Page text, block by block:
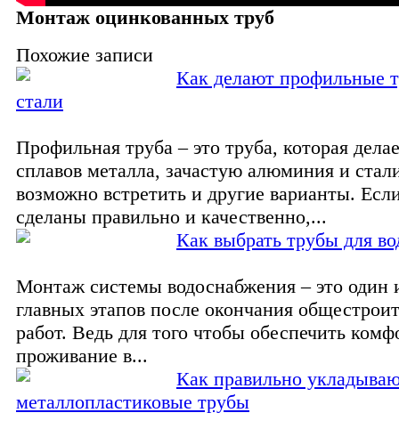
Монтаж оцинкованных труб
Похожие записи
Как делают профильные
стали
Профильная труба – это труба, которая
сплавов металла, зачастую алюминия и
возможно встретить и другие варианты.
сделаны правильно и качественно,...
Как выбрать трубы для
Монтаж системы водоснабжения – это один
главных этапов после окончания
работ. Ведь для того чтобы обеспечить
проживание в...
Как правильно
металлопластиковые трубы